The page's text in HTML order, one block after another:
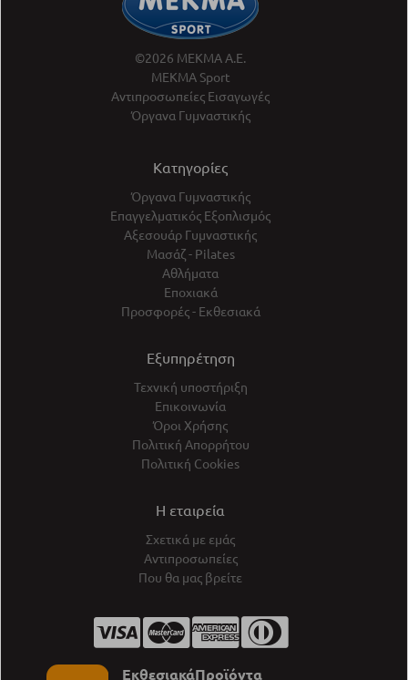
©2026 ΜΕΚΜΑ Α.Ε.
ΜΕΚΜΑ Sport
Αντιπροσωπείες Εισαγωγές
Όργανα Γυμναστικής
Κατηγορίες
Όργανα Γυμναστικής
Επαγγελματικός Εξοπλισμός
Αξεσουάρ Γυμναστικής
Μασάζ - Pilates
Αθλήματα
Εποχιακά
Προσφορές - Εκθεσιακά
Εξυπηρέτηση
Τεχνική υποστήριξη
Επικοινωνία
Όροι Χρήσης
Πολιτική Απορρήτου
Πολιτική Cookies
Η εταιρεία
Σχετικά με εμάς
Αντιπροσωπείες
Που θα μας βρείτε
ΕκθεσιακάΠροϊόντα